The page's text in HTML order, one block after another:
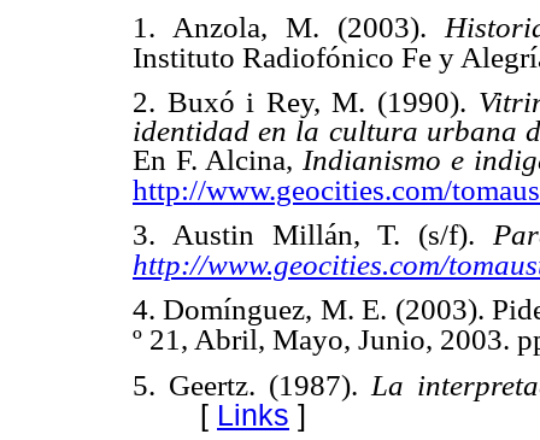
1. Anzola, M. (2003).
Instituto Radiofónico Fe y
2. Buxó i Rey, M. (1990).
identidad en la cultura urbana
En F. Alcina, Indianismo e
http://www.geocities.com/
3. Austin Millán, T. (s/f).
http://www.geocities.com/
4. Domínguez, M. E. (2003).
º 21, Abril, Mayo, Junio, 2003.
5. Geertz. (1987). La
[ Links ]